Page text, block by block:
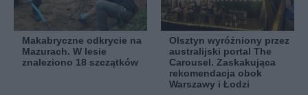
Makabryczne odkrycie na
Mazurach. W lesie
znaleziono 18 szczątków
Olsztyn wyróżniony przez
australijski portal The
Carousel. Zaskakująca
rekomendacja obok
Warszawy i Łodzi